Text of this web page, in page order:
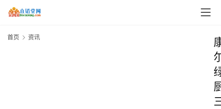
首页 资讯